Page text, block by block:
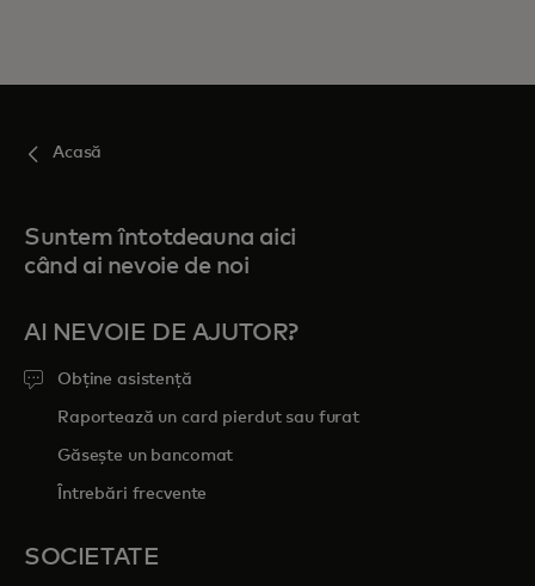
Acasă
Suntem întotdeauna aici
când ai nevoie de noi
AI NEVOIE DE AJUTOR?
Obține asistență
Raportează un card pierdut sau furat
Găsește un bancomat
Întrebări frecvente
SOCIETATE